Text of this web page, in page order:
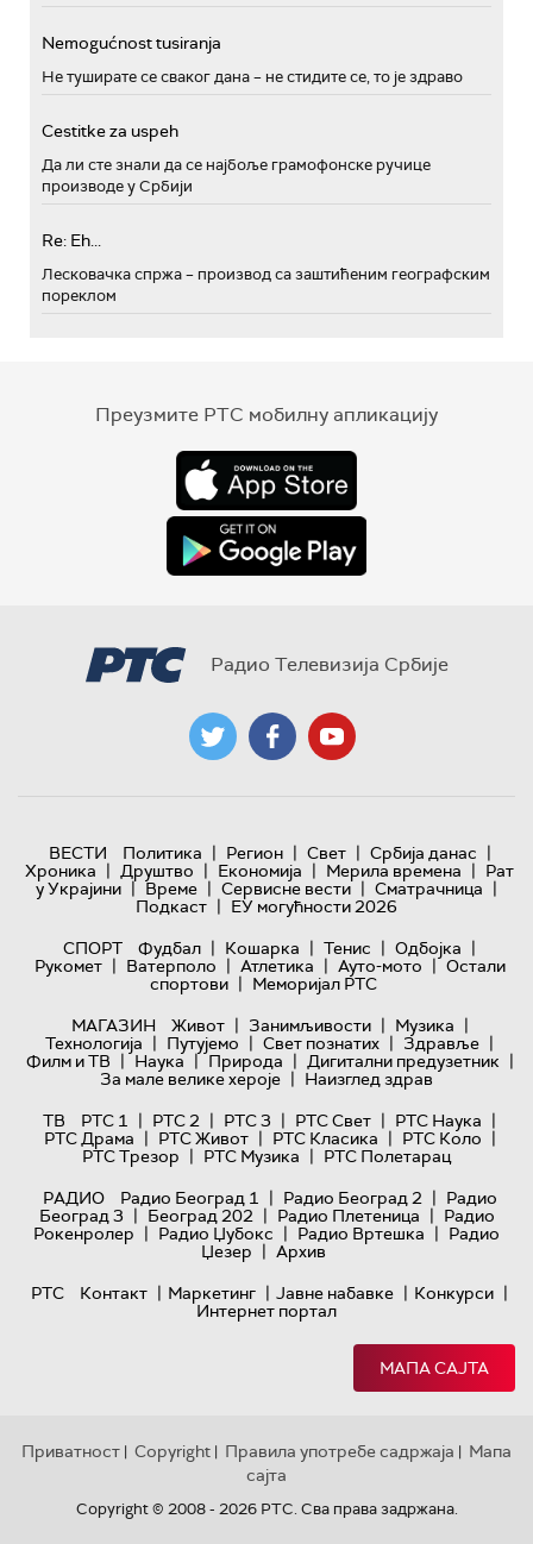
Nemogućnost tusiranja
Не туширате се сваког дана – не стидите се, то је здраво
Cestitke za uspeh
Да ли сте знали да се најбоље грамофонске ручице
производе у Србији
Re: Eh...
Лесковачка спржа – производ са заштићеним географским
пореклом
Преузмите РТС мобилну апликацију
Радио Телевизија Србије
ВЕСТИ Политика | Регион | Свет | Србија данас |
Хроника | Друштво | Економија | Мерила времена | Рат
у Украјини | Време | Сервисне вести | Сматрачница |
Подкаст | ЕУ могућности 2026
СПОРТ
Фудбал | Кошарка | Тенис | Одбојка |
Рукомет | Ватерполо | Атлетика | Ауто-мото | Остали
спортови | Меморијал РТС
МАГАЗИН
Живот | Занимљивости | Музика |
Технологијa | Путујемо | Свет познатих | Здравље |
Филм и ТВ | Наука | Природа | Дигитални предузетник |
За мале велике хероје | Наизглед здрав
ТВ
РТС 1 | РТС 2 | РТС 3 | РТС Свет | РТС Наука |
РТС Драма | РТС Живот | РТС Класика | РТС Коло |
РТС Трезор | РТС Музика | РТС Полетарац
РАДИО
Радио Београд 1 | Радио Београд 2 | Радио
Београд 3 | Београд 202 | Радио Плетеница | Радио
Рокенролер | Радио Џубокс | Радио Вртешка | Радио
Џезер | Архив
РТС
Контакт | Маркетинг | Јавне набавке | Конкурси |
Интернет портал
МАПА САЈТА
Приватност | Copyright | Правила употребе садржаја | Мапа
сајта
Copyright © 2008 - 2026 РТС. Сва права задржана.